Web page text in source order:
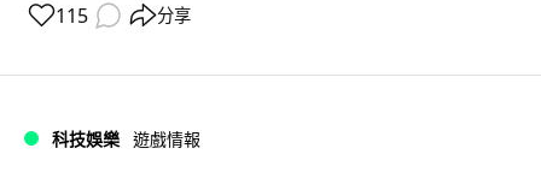
115 分享
科技娛樂 遊戲情報